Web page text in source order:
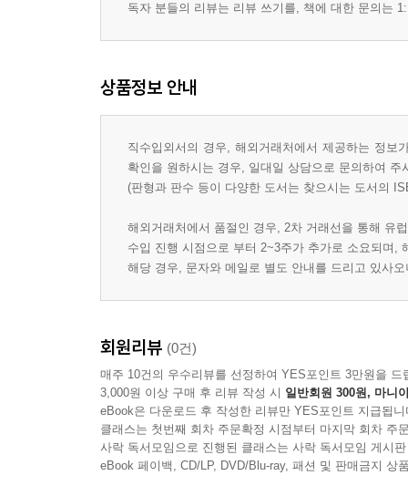
독자 분들의 리뷰는 리뷰 쓰기를, 책에 대한 문의는
상품정보 안내
직수입외서의 경우, 해외거래처에서 제공하는 정
확인을 원하시는 경우, 일대일 상담으로 문의하여 주
(판형과 판수 등이 다양한 도서는 찾으시는 도서의
해외거래처에서 품절인 경우, 2차 거래선을 통해 유
수입 진행 시점으로 부터 2~3주가 추가로 소요되며,
해당 경우, 문자와 메일로 별도 안내를 드리고 있사
회원리뷰 (0건)
매주 10건의 우수리뷰를 선정하여 YES포인트 3만원을 드
3,000원 이상 구매 후 리뷰 작성 시 일반회원 300원, 마니
eBook은 다운로드 후 작성한 리뷰만 YES포인트 지급됩니
클래스는 첫번째 회차 주문확정 시점부터 마지막 회차 주
사락 독서모임으로 진행된 클래스는 사락 독서모임 게시
eBook 페이백, CD/LP, DVD/Blu-ray, 패션 및 판매금지 상